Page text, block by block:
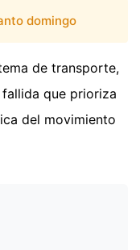
domingo
de transporte,
que prioriza
del movimiento